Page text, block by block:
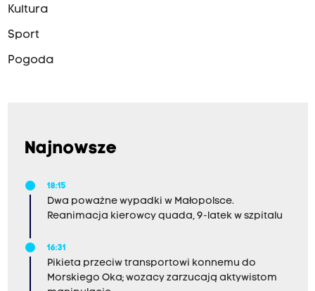
Kultura
Sport
Pogoda
Najnowsze
18:15
Dwa poważne wypadki w Małopolsce.
Reanimacja kierowcy quada, 9-latek w szpitalu
16:31
Pikieta przeciw transportowi konnemu do
Morskiego Oka; wozacy zarzucają aktywistom